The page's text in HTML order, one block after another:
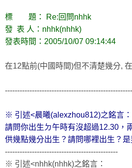
標 題： Re:回問nhhk
發 表 人：nhhk(nhhk)
發表時間：2005/10/07 09:14:44
在12點前(中國時間)但不清楚幾分,
----------------------------------------------------
※ 引述<晨曦(alexzhou812)之銘言：
請問你出生ㄉ午時有沒超過12.30，
供幾點幾分出生？請問哪裡出生？是
----------------------------------------------
※ 引述<nhhk(nhhk)之銘言：